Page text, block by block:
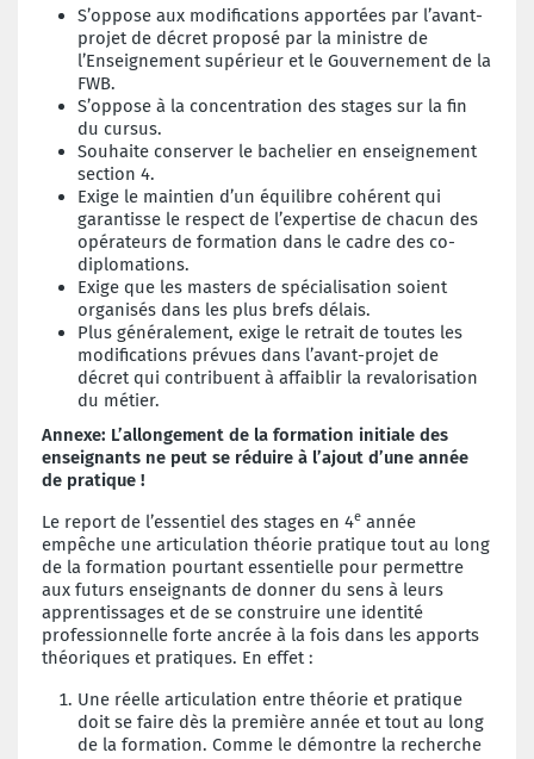
S’oppose aux modifications apportées par l’avant-
projet de décret proposé par la ministre de
l’Enseignement supérieur et le Gouvernement de la
FWB.
S’oppose à la concentration des stages sur la fin
du cursus.
Souhaite conserver le bachelier en enseignement
section 4.
Exige le maintien d’un équilibre cohérent qui
garantisse le respect de l’expertise de chacun des
opérateurs de formation dans le cadre des co-
diplomations.
Exige que les masters de spécialisation soient
organisés dans les plus brefs délais.
Plus généralement, exige le retrait de toutes les
modifications prévues dans l’avant-projet de
décret qui contribuent à affaiblir la revalorisation
du métier.
Annexe: L’allongement de la formation initiale des
enseignants ne peut se réduire à l’ajout d’une année
de pratique !
Le report de l’essentiel des stages en 4e année
empêche une articulation théorie pratique tout au long
de la formation pourtant essentielle pour permettre
aux futurs enseignants de donner du sens à leurs
apprentissages et de se construire une identité
professionnelle forte ancrée à la fois dans les apports
théoriques et pratiques. En effet :
Une réelle articulation entre théorie et pratique
doit se faire dès la première année et tout au long
de la formation. Comme le démontre la recherche